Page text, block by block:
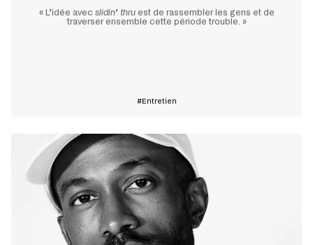
« L’idée avec slidin’ thru est de rassembler les gens et de
traverser ensemble cette période trouble. »
Entretien